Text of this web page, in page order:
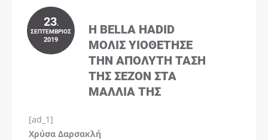
23.
ΣΕΠΤΈΜΒΡΙΟΣ
2019
Η BELLA HADID
ΜΌΛΙΣ ΥΙΟΘΈΤΗΣΕ
ΤΗΝ ΑΠΌΛΥΤΗ ΤΆΣΗ
ΤΗΣ ΣΕΖΌΝ ΣΤΑ
ΜΑΛΛΙΆ ΤΗΣ
[ad_1]
Χρύσα Δαρσακλή